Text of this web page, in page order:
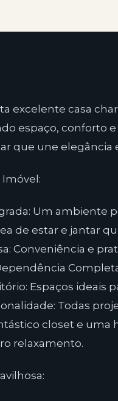
excelente casa
espaço, conforto
que une elegância
Um ambiente
de estar e jantar
Conveniência e
Espaços ideais
Todas
closet e uma
relaxamento.